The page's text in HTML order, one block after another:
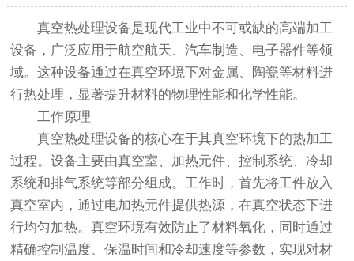
真空热处理设备是现代工业中不可或缺的高端加工
设备，广泛应用于航空航天、汽车制造、电子器件等领
域。这种设备通过在真空环境下对金属、陶瓷等材料进
行热处理，显著提升材料的物理性能和化学性能。
工作原理
真空热处理设备的核心在于其真空环境下的热加工
过程。设备主要由真空室、加热元件、控制系统、冷却
系统和排气系统等部分组成。工作时，首先将工件放入
真空室内，通过电加热元件提供热源，在真空状态下进
行均匀加热。真空环境有效防止了材料氧化，同时通过
精确控制温度、保温时间和冷却速度等参数，实现对材